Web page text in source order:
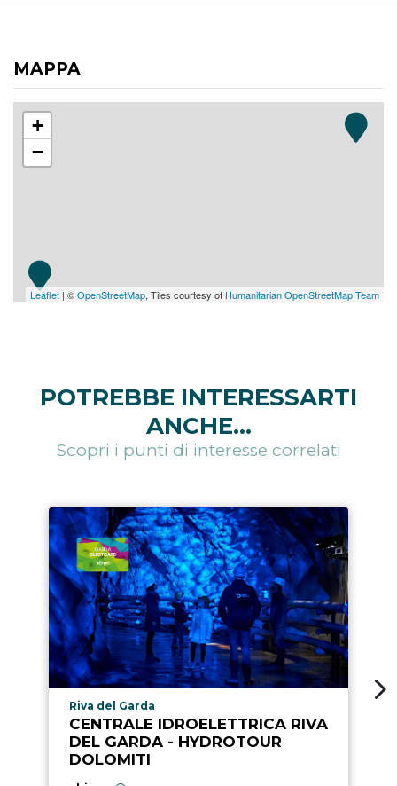
MAPPA
+
−
Leaflet | ©OpenStreetMap, Tiles courtesy of Humanitarian OpenStreetMap Team
POTREBBE INTERESSARTI
ANCHE...
Scopri i punti di interesse correlati
Località punto di interesse
Riva del Garda
CENTRALE IDROELETTRICA RIVA
DEL GARDA - HYDROTOUR
DOLOMITI